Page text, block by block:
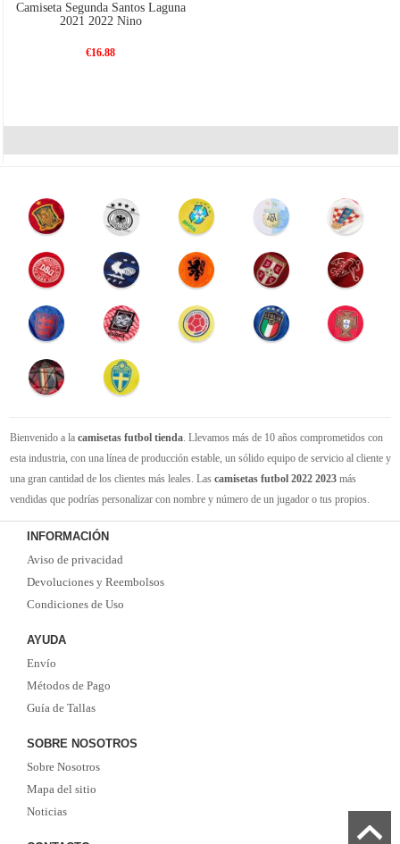
Camiseta Segunda Santos Laguna
2021 2022 Nino
€16.88
Bienvenido a la camisetas futbol tienda . Llevamos más de 10 años comprometidos con
esta industria, con una línea de producción estable, un sólido equipo de servicio al cliente y
una gran cantidad de los clientes más leales. Las camisetas futbol 2022 2023 más
vendidas que podrías personalizar con nombre y número de un jugador o tus propios.
Camisetas de futbol replicasde la mejor calidad Thai AAA en toda la web. Tenemos
suficiente experiencia para satisfacer tus necesidades de
la seguridad de que elegirnos le brindará una experiencia de compra diferente.
INFORMACIÓN
Aviso de privacidad
Devoluciones y Reembolsos
Condiciones de Uso
AYUDA
Envío
Métodos de Pago
Guía de Tallas
SOBRE NOSOTROS
Sobre Nosotros
Mapa del sitio
Noticias